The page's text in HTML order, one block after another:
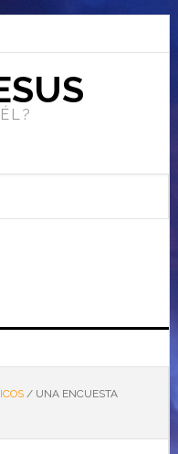
/UNA ENCUESTA